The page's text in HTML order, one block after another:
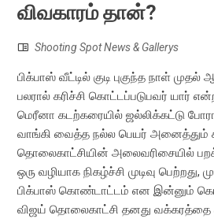
விவகாரம் தான்?
Shooting Spot News & Gallerys
பிக்பாஸ் வீட்டில் குடி புகுந்த நாள்
பலரால் கரிச்சி கொட்டப்படுபவர் யார்
மெரீனா கடற்கரையில் ஜல்லிக்கட்டு
வாங்கி வைத்த நல்ல பெயர் அனைத்தும்
தொலைகாட்சியின் அலைவரிசையில்
ஒரு வழியாக நிகழ்ச்சி முடிவு பெற்றது,
பிக்பாஸ் கொண்டாட்டம் என இன்னும்
விஜய் தொலைகாட்சி தனது